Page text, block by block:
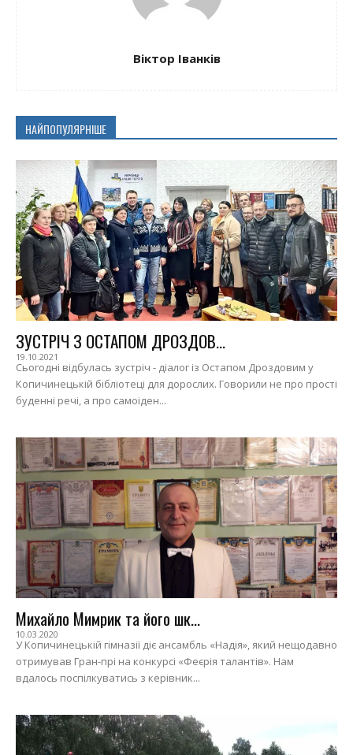
Віктор Іванків
НАЙПОПУЛЯРНІШЕ
ЗУСТРІЧ З ОСТАПОМ ДРОЗДОВ...
19.10.2021
Сьогодні відбулась зустріч - діалог із Остапом Дроздовим у
Копичинецькій бібліотеці для дорослих. Говорили не про прості
буденні речі, а про самоіден...
Михайло Мимрик та його шк...
10.03.2020
У Копичинецькій гімназії діє ансамбль «Надія», який нещодавно
отримував Гран-прі на конкурсі «Феєрія талантів». Нам
вдалось поспілкуватись з керівник...